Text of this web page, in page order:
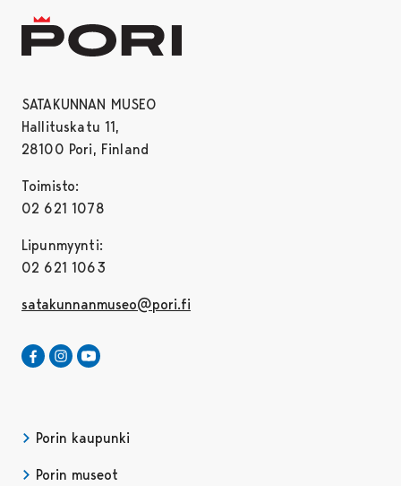
SATAKUNNAN MUSEO
Hallituskatu 11,
28100 Pori, Finland
Toimisto:
02 621 1078
Lipunmyynti:
02 621 1063
satakunnanmuseo@pori.fi
Satakunnan Museo Facebookissa
Avautuu uudessa välilehdessä
Satakunnan Museo Instagrammissa
Avautuu uudessa välilehdessä
Porin kaupunki
Porin museot